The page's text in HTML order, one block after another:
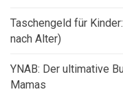
Taschengeld für
nach Alter)
YNAB: Der ultimative
Mamas